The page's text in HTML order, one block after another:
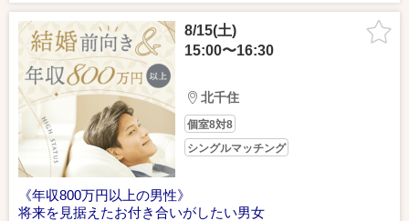
8/15(土)
15:00〜16:30
北千住
個室8対8
シングルマッチング
《年収800万円以上の男性》
将来を見据えたお付き合いがしたい男女